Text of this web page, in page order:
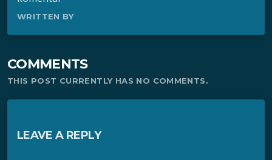
WRITTEN BY
COMMENTS
THIS POST CURRENTLY HAS NO COMMENTS.
LEAVE A REPLY